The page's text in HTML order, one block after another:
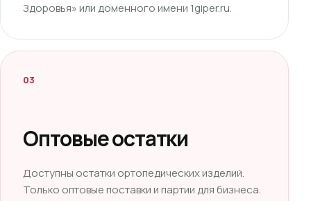
Здоровья» или доменного имени 1giper.ru.
03
Оптовые остатки
Доступны остатки ортопедических изделий.
Только оптовые поставки и партии для бизнеса.